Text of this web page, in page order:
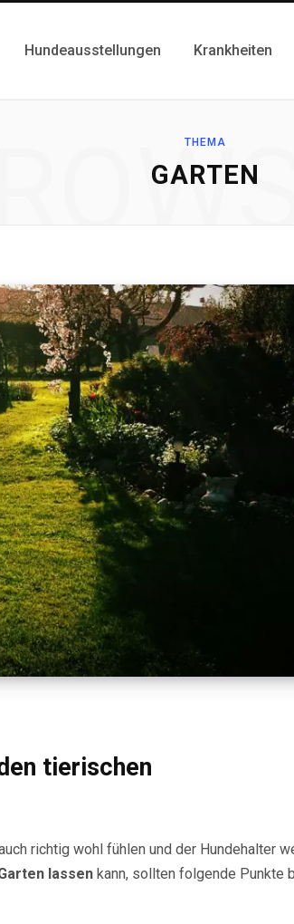
Hundeausstellungen Krankheiten
THEMA
GARTEN
tierischen
richtig wohl fühlen und der Hundehalter
lassen kann, sollten folgende Punkte